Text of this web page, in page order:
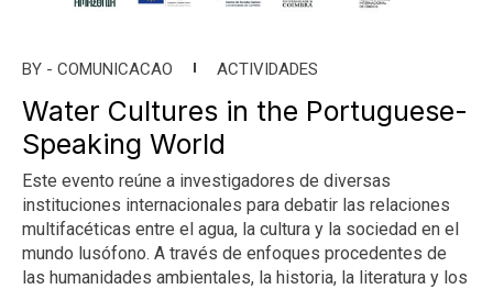
BY - COMUNICACAO ACTIVIDADES
Water Cultures in the Portuguese-
Speaking World
Este evento reúne a investigadores de diversas
instituciones internacionales para debatir las relaciones
multifacéticas entre el agua, la cultura y la sociedad en el
mundo lusófono. A través de enfoques procedentes de
las humanidades ambientales, la historia, la literatura y los